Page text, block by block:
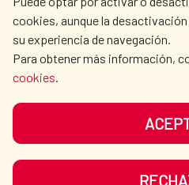
cookies, aunque la
su experiencia de navegación.
Para obtener más información,
cookies.
OUR SOCIAL MEDIA